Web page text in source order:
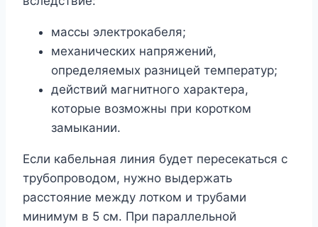
массы электрокабеля;
механических напряжений,
определяемых разницей температур;
действий магнитного характера,
которые возможны при коротком
замыкании.
Если кабельная линия будет пересекаться с
трубопроводом, нужно выдержать
расстояние между лотком и трубами
минимум в 5 см. При параллельной